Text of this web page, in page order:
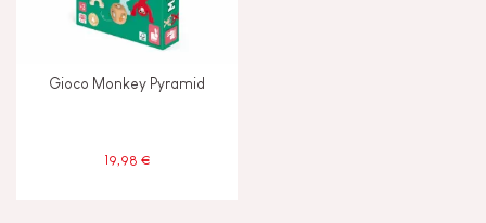
Gioco Monkey Pyramid
19,98 €